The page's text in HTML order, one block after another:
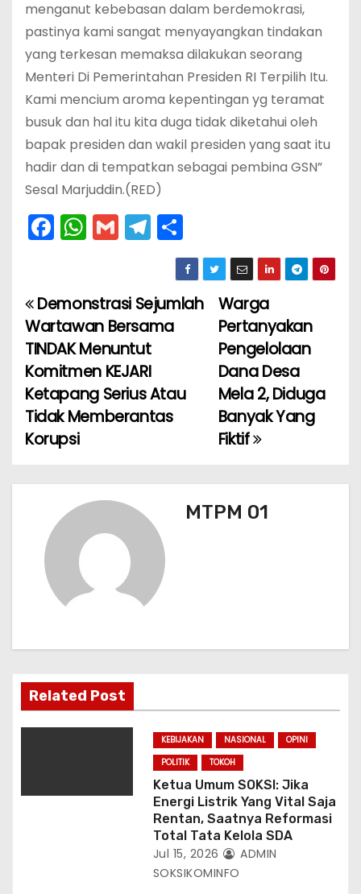
menganut kebebasan dalam berdemokrasi,
pastinya kami sangat menyayangkan tindakan
yang terkesan memaksa dilakukan seorang
Menteri Di Pemerintahan Presiden RI Terpilih Itu.
Kami mencium aroma kepentingan yg teramat
busuk dan hal itu kita duga tidak diketahui oleh
bapak presiden dan wakil presiden yang saat itu
hadir dan di tempatkan sebagai pembina GSN”
Sesal Marjuddin.(RED)
F
a
e
b
o
o
k
W
h
ts
A
p
p
G
m
l
T
el
gr
a
m
h
ar
e
N
a
v
i
g
a
s
Warga
Pertanyakan
Pengelolaan
Dana Desa
Mela 2, Diduga
Banyak Yang
Fiktif
Demonstrasi Sejumlah
Wartawan Bersama
TINDAK Menuntut
Komitmen KEJARI
Ketapang Serius Atau
Tidak Memberantas
Korupsi
MTPM 01
Related Post
KEBIJAKAN NASIONAL
OPINI
POLITIK
TOKOH
Ketua Umum SOKSI: Jika
Energi Listrik Yang Vital Saja
Rentan, Saatnya Reformasi
Total Tata Kelola SDA
Jul 15, 2026
ADMIN
SOKSIKOMINFO